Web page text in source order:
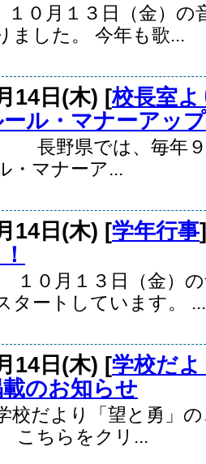
１０月１３日（金）の
ました。 今年も歌...
14日(木) [校長室よ
ル・マナーアッ
長野県では、毎年９
・マナーア...
14日(木) [学年行事
１０月１３日（金）
タートしています。 ...
14日(木) [学校だ
のお知らせ
校だより「望と勇」
こちらをクリ...